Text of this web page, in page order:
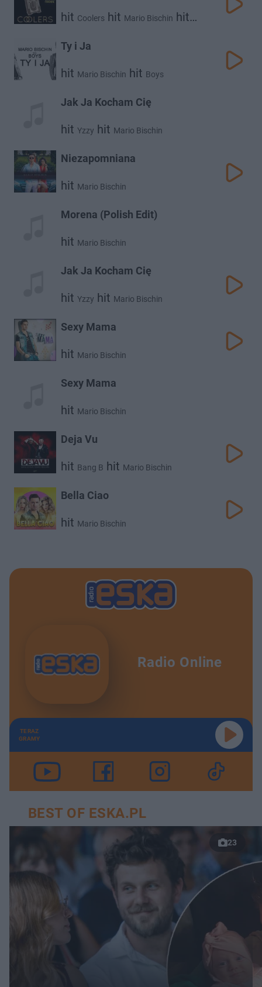
hit Coolers hit Mario Bischin hit
Ty i Ja
hit Mario Bischin hit Boys
Jak Ja Kocham Cię
hit Yzzy hit Mario Bischin
Niezapomniana
hit Mario Bischin
Morena (Polish Edit)
hit Mario Bischin
Jak Ja Kocham Cię
hit Yzzy hit Mario Bischin
Sexy Mama
hit Mario Bischin
Sexy Mama
hit Mario Bischin
Deja Vu
hit Bang B hit Mario Bischin
Bella Ciao
hit Mario Bischin
Radio Online
TERAZ
GRAMY
BEST OF ESKA.PL
23